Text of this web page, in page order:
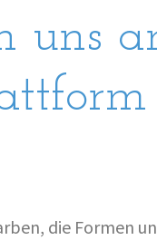
uns
die Formen